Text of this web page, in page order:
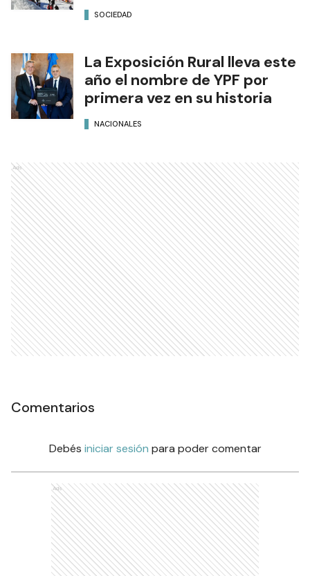
SOCIEDAD
La Exposición Rural lleva este
año el nombre de YPF por
primera vez en su historia
NACIONALES
Ads
Comentarios
Debés iniciar sesión para poder comentar
Ads